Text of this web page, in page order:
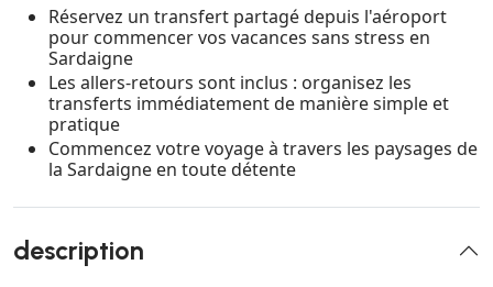
Réservez un transfert partagé depuis l'aéroport
pour commencer vos vacances sans stress en
Sardaigne
Les allers-retours sont inclus : organisez les
transferts immédiatement de manière simple et
pratique
Commencez votre voyage à travers les paysages de
la Sardaigne en toute détente
description